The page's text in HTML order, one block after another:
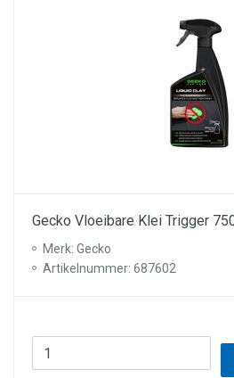
Gecko Vloeibare Klei Trigger
Merk: Gecko
Artikelnummer: 687602